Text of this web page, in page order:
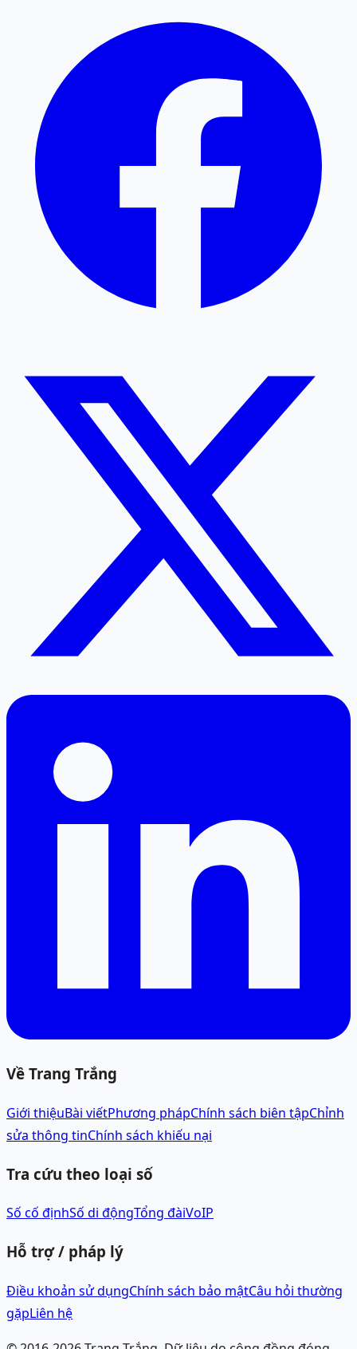
Về Trang Trắng
Giới thiệuBài viếtPhương phápChính sách biên tậpChỉnh
sửa thông tinChính sách khiếu nại
Tra cứu theo loại số
Số cố địnhSố di độngTổng đàiVoIP
Hỗ trợ / pháp lý
Điều khoản sử dụngChính sách bảo mậtCâu hỏi thường
gặpLiên hệ